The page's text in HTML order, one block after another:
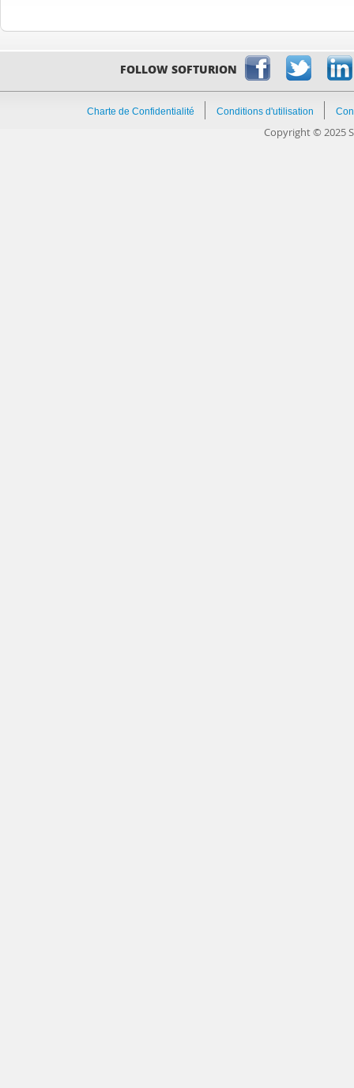
FOLLOW SOFTURION
Charte de Confidentialité Conditions d'utilisation
Copyright © 2025